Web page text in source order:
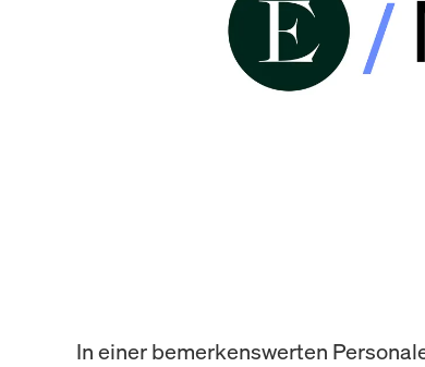
In einer bemerkenswerten